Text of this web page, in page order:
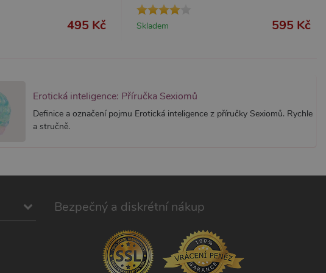
495 Kč Skladem 595 Kč
Erotická inteligence: Příručka Sexiomů
Definice a označení pojmu Erotická inteligence z příručky Sexiomů. Rychle
a stručně.
Bezpečný a diskrétní nákup